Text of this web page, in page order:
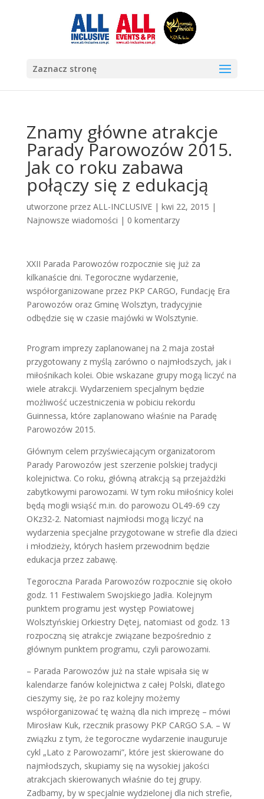
Zaznacz stronę
Znamy główne atrakcje
Parady Parowozów 2015.
Jak co roku zabawa
połączy się z edukacją
utworzone przez ALL-INCLUSIVE| kwi 22, 2015 |
Najnowsze wiadomości | 0 komentarzy
XXII Parada Parowozów rozpocznie się już za
kilkanaście dni. Tegoroczne wydarzenie,
współorganizowane przez PKP CARGO, Fundację Era
Parowozów oraz Gminę Wolsztyn, tradycyjnie
odbędzie się w czasie majówki w Wolsztynie.
Program imprezy zaplanowanej na 2 maja został
przygotowany z myślą zarówno o najmłodszych, jak i
miłośnikach kolei. Obie wskazane grupy mogą liczyć na
wiele atrakcji. Wydarzeniem specjalnym będzie
możliwość uczestniczenia w pobiciu rekordu
Guinnessa, które zaplanowano właśnie na Paradę
Parowozów 2015.
Głównym celem przyświecającym organizatorom
Parady Parowozów jest szerzenie polskiej tradycji
kolejnictwa. Co roku, główną atrakcją są przejażdżki
zabytkowymi parowozami. W tym roku miłośnicy kolei
będą mogli wsiąść m.in. do parowozu OL49-69 czy
OKz32-2. Natomiast najmłodsi mogą liczyć na
wydarzenia specjalne przygotowane w strefie dla dzieci
i młodzieży, których hasłem przewodnim będzie
edukacja przez zabawę.
Tegoroczna Parada Parowozów rozpocznie się około
godz. 11 Festiwalem Swojskiego Jadła. Kolejnym
punktem programu jest występ Powiatowej
Wolsztyńskiej Orkiestry Dętej, natomiast od godz. 13
rozpoczną się atrakcje związane bezpośrednio z
głównym punktem programu, czyli parowozami.
– Parada Parowozów już na stałe wpisała się w
kalendarze fanów kolejnictwa z całej Polski, dlatego
cieszymy się, że po raz kolejny możemy
współorganizować tę ważną dla nich imprezę – mówi
Mirosław Kuk, rzecznik prasowy PKP CARGO S.A. – W
związku z tym, że tegoroczne wydarzenie inauguruje
cykl „Lato z Parowozami”, które jest skierowane do
najmłodszych, skupiamy się na wysokiej jakości
atrakcjach skierowanych właśnie do tej grupy.
Zadbamy, by w specjalnie wydzielonej dla nich strefie,